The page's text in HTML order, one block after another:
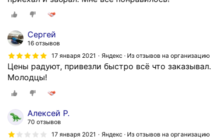
Сергей
16 отзывов
17 января 2021
Яндекс · Из отзывов на организацию
Цены радуют, привезли быстро всё что заказывал.
Молодцы!
Алексей Р.
70 отзывов
17 января 2021
Яндекс · Из отзывов на организацию